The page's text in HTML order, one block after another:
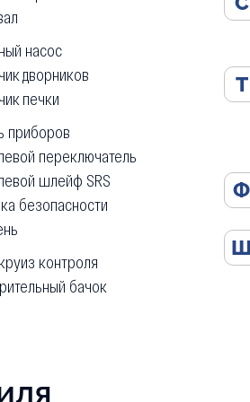
насос
дворников
печки
приборов
переключатель
шлейф SRS
безопасности
контроля
бачок
Т
Ф